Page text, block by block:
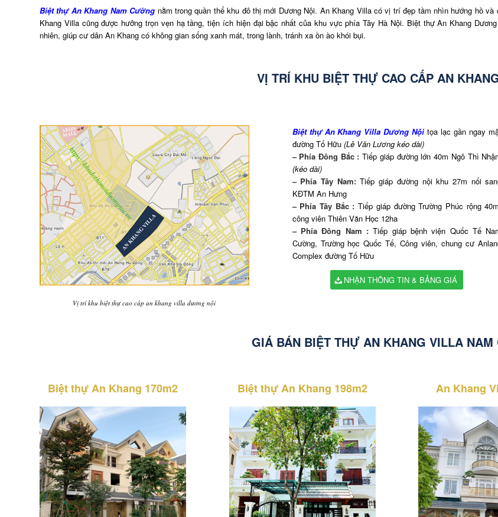
Biệt thự An Khang Nam Cường nằm trong quần thể khu đô thị mới Dương Nội. An Khang Villa có vị trí đẹp tầm nhìn hướng hồ
Khang Villa cũng được hưởng trọn vẹn hạ tầng, tiện ích hiện đại bậc nhất của khu vực phía Tây Hà Nội. Biệt thự An Khang
nhiên, giúp cư dân An Khang có không gian sống xanh mát, trong lành, tránh xa ồn ào khói bụi.
VỊ TRÍ KHU BIỆT THỰ CAO CẤP AN
Vị trí khu biệt thự cao cấp an khang villa dương nội
Biệt thự An Khang Villa Dương Nộitọa lạc gần ngay
đường Tố Hữu (Lê Văn Lương kéo dài)
– Phía Đông Bắc : Tiếp giáp đường lớn 40m Ngô Thì
(kéo dài)
– Phía Tây Nam:Tiếp giáp đường nội khu 27m nối
KĐTM An Hưng
– Phía Tây Bắc : Tiếp giáp đường Trường Phúc rộng
công viên Thiên Văn Học 12ha
– Phía Đông Nam :Tiếp giáp bệnh viện Quốc Tế
Cường, Trường học Quốc Tế, Công viên, chung cư
Complex đường Tố Hữu
NHẬN THÔNG TIN & BẢNG GIÁ
GIÁ BÁN BIỆT THỰ AN KHANG VILLA NAM
Biệt thự An Khang 170m2 Biệt thự An Khang 198m2 An Khang